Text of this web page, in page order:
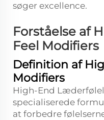
søger excellence.
Forståelse af
Feel Modifiers
Definition af
Modifiers
High-End
specialiserede
at forbedre